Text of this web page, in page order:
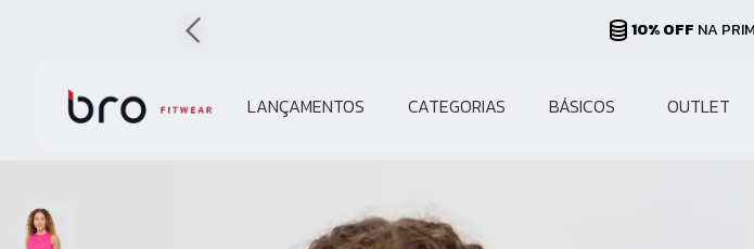
PARCELAS ATÉ
LANÇAMENTOS CATEGORIAS BÁSICOS OUTLET